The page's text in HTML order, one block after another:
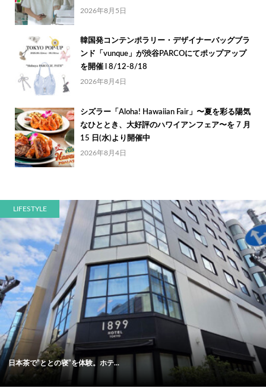
2026年8月5日
韓国発コンテンポラリー・デザイナーバッグブラ
ンド「vunque」が渋谷PARCOにてポップアップ
を開催 l 8/12-8/18
2026年8月4日
シズラー「Aloha! Hawaiian Fair」〜夏を彩る陽気
なひととき、大好評のハワイアンフェア〜を 7 月
15 日(水)より開催中
2026年8月4日
LIFESTYLE
日本茶で“ととの寝”を体験。ホテ...